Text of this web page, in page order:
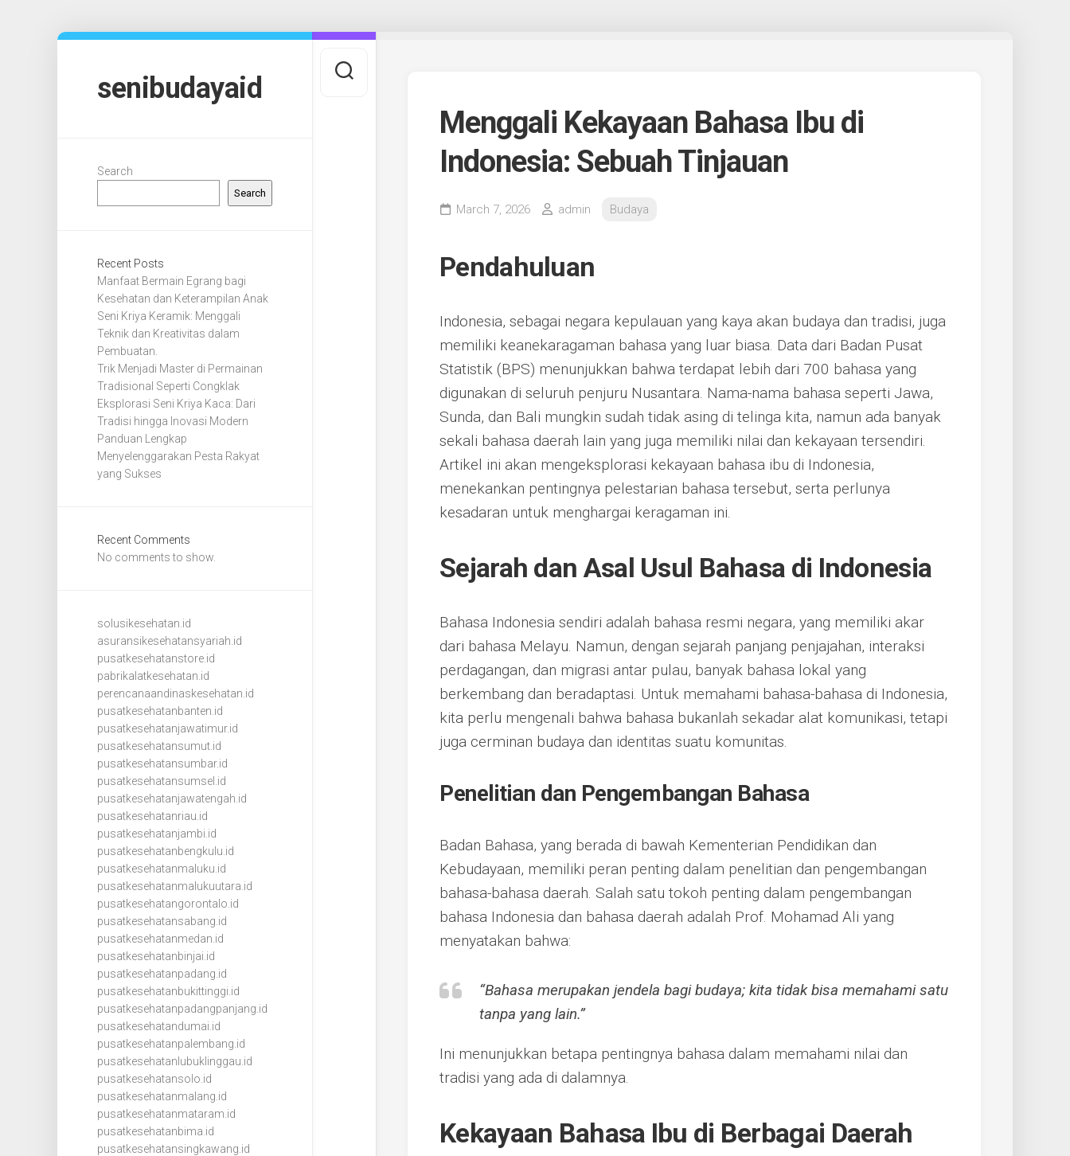
senibudayaid
Search
Search
Recent Posts
Manfaat Bermain Egrang bagi
Kesehatan dan Keterampilan Anak
Seni Kriya Keramik: Menggali
Teknik dan Kreativitas dalam
Pembuatan.
Trik Menjadi Master di Permainan
Tradisional Seperti Congklak
Eksplorasi Seni Kriya Kaca: Dari
Tradisi hingga Inovasi Modern
Panduan Lengkap
Menyelenggarakan Pesta Rakyat
yang Sukses
Recent Comments
No comments to show.
solusikesehatan.id
asuransikesehatansyariah.id
pusatkesehatanstore.id
pabrikalatkesehatan.id
perencanaandinaskesehatan.id
pusatkesehatanbanten.id
pusatkesehatanjawatimur.id
pusatkesehatansumut.id
pusatkesehatansumbar.id
pusatkesehatansumsel.id
pusatkesehatanjawatengah.id
pusatkesehatanriau.id
pusatkesehatanjambi.id
pusatkesehatanbengkulu.id
pusatkesehatanmaluku.id
pusatkesehatanmalukuutara.id
pusatkesehatangorontalo.id
pusatkesehatansabang.id
pusatkesehatanmedan.id
pusatkesehatanbinjai.id
pusatkesehatanpadang.id
pusatkesehatanbukittinggi.id
pusatkesehatanpadangpanjang.id
pusatkesehatandumai.id
pusatkesehatanpalembang.id
pusatkesehatanlubuklinggau.id
pusatkesehatansolo.id
pusatkesehatanmalang.id
pusatkesehatanmataram.id
pusatkesehatanbima.id
pusatkesehatansingkawang.id
Menggali Kekayaan Bahasa Ibu di
Indonesia: Sebuah Tinjauan
March 7, 2026 admin Budaya
Pendahuluan
Indonesia, sebagai negara kepulauan yang kaya akan budaya dan tradisi, juga
memiliki keanekaragaman bahasa yang luar biasa. Data dari Badan Pusat
Statistik (BPS) menunjukkan bahwa terdapat lebih dari 700 bahasa yang
digunakan di seluruh penjuru Nusantara. Nama-nama bahasa seperti Jawa,
Sunda, dan Bali mungkin sudah tidak asing di telinga kita, namun ada banyak
sekali bahasa daerah lain yang juga memiliki nilai dan kekayaan tersendiri.
Artikel ini akan mengeksplorasi kekayaan bahasa ibu di Indonesia,
menekankan pentingnya pelestarian bahasa tersebut, serta perlunya
kesadaran untuk menghargai keragaman ini.
Sejarah dan Asal Usul Bahasa di Indonesia
Bahasa Indonesia sendiri adalah bahasa resmi negara, yang memiliki akar
dari bahasa Melayu. Namun, dengan sejarah panjang penjajahan, interaksi
perdagangan, dan migrasi antar pulau, banyak bahasa lokal yang
berkembang dan beradaptasi. Untuk memahami bahasa-bahasa di Indonesia,
kita perlu mengenali bahwa bahasa bukanlah sekadar alat komunikasi, tetapi
juga cerminan budaya dan identitas suatu komunitas.
Penelitian dan Pengembangan Bahasa
Badan Bahasa, yang berada di bawah Kementerian Pendidikan dan
Kebudayaan, memiliki peran penting dalam penelitian dan pengembangan
bahasa-bahasa daerah. Salah satu tokoh penting dalam pengembangan
bahasa Indonesia dan bahasa daerah adalah Prof. Mohamad Ali yang
menyatakan bahwa:
“Bahasa merupakan jendela bagi budaya; kita tidak bisa memahami satu
tanpa yang lain.”
Ini menunjukkan betapa pentingnya bahasa dalam memahami nilai dan
tradisi yang ada di dalamnya.
Kekayaan Bahasa Ibu di Berbagai Daerah